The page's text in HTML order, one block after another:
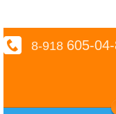
Фото8-918 605-